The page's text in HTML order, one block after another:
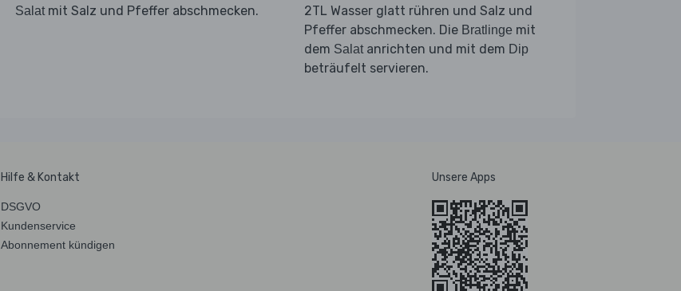
Salatmit Salz und Pfeffer abschmecken.
2TL Wasser glatt rühren und Salz und
Pfeffer abschmecken. Die Bratlinge mit
dem Salat anrichten und mit dem Dip
beträufelt servieren.
Hilfe & Kontakt
DSGVO
Kundenservice
Abonnement kündigen
Unsere Apps